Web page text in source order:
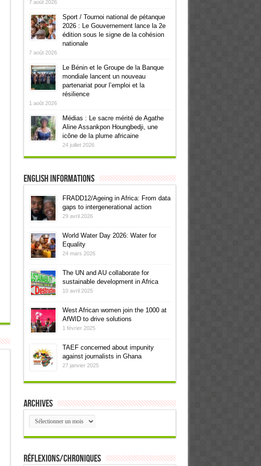
7 août 2026
Sport / Tournoi national de pétanque
2026 : Le Gouvernement lance la 2e
édition sous le signe de la cohésion
nationale
7 août 2026
Le Bénin et le Groupe de la Banque
mondiale lancent un nouveau
partenariat pour l’emploi et la
résilience
1 août 2026
Médias : Le sacre mérité de Agathe
Aline Assankpon Houngbedji, une
icône de la plume africaine
24 juillet 2026
English informations
FRADD12/Ageing in Africa: From data
gaps to intergenerational action
29 avril 2026
World Water Day 2026: Water for
Equality
24 mars 2026
The UN and AU collaborate for
sustainable development in Africa
10 avril 2025
West African women join the 1000 at
AfWID to drive solutions
1 février 2025
TAEF concerned about impunity
against journalists in Ghana
27 janvier 2025
Archives
Archives
Réflexions/Chroniques